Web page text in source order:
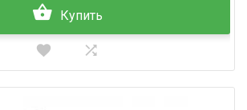
Купить